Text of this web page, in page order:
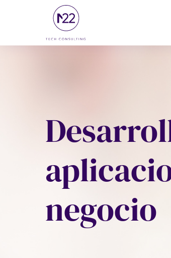
negocio